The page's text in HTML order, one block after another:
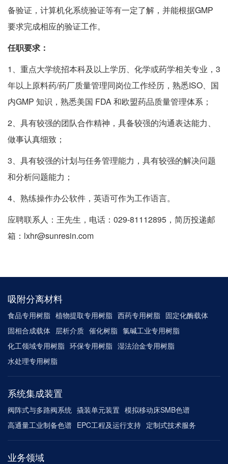
备验证，计算机化系统验证等有一定了解，并能根据GMP
要求完成相应的验证工作。
任职要求：
1 、重点大学统招本科及以上学历、化学或药学相关专业， 3
年以上原料药/药厂质量管理同岗位工作经历，熟悉ISO、国
内GMP 知识，熟悉美国 FDA和欧盟药品质量管理体系；
2、具有较强的团队合作精神，具备较强的沟通表达能力、
做事认真细致；
3、具有较强的计划与任务管理能力，具有较强的解决问题
和分析问题能力；
4、熟练操作办公软件，英语可作为工作语言。
应聘联系人：王先生，电话：029-81112895，简历投递邮
箱：lxhr@sunresin.com
吸附分离材料
食品专用树脂 植物提取专用树脂 西药专用树脂 固定化酶载体
固相合成载体 层析介质 催化树脂 氯碱工业专用树脂
化工领域专用树脂 环保专用树脂 湿法治金专用树脂
水处理专用树脂
系统集成装置
阀阵式与多路阀系统 撬装单元装置 模拟移动床SMB色谱
高通量工业制备色谱 EPC工程及运行支持 定制式技术服务
业务领域